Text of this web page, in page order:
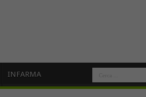
INFARMA